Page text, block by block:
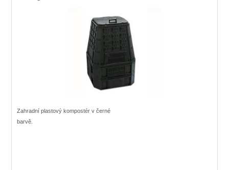
Zahradní plastový kompostér v černé
barvě.